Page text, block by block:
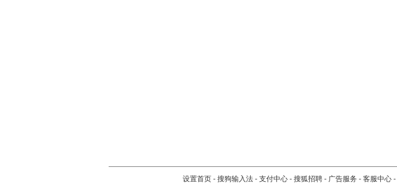
设置首页 - 搜狗输入法 - 支付中心 - 搜狐招聘 - 广告服务 - 客服中心 -